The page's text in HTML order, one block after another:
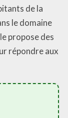
de la
le domaine
propose des
répondre aux